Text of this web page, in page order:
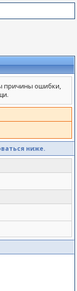
причины ошибки,
ниже.